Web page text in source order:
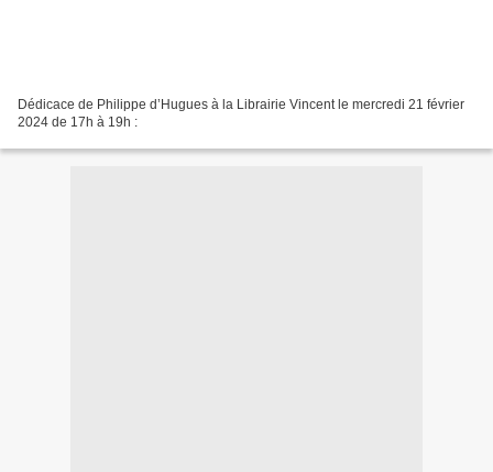
Dédicace de Philippe d’Hugues à la Librairie Vincent le mercredi 21 février
2024 de 17h à 19h :